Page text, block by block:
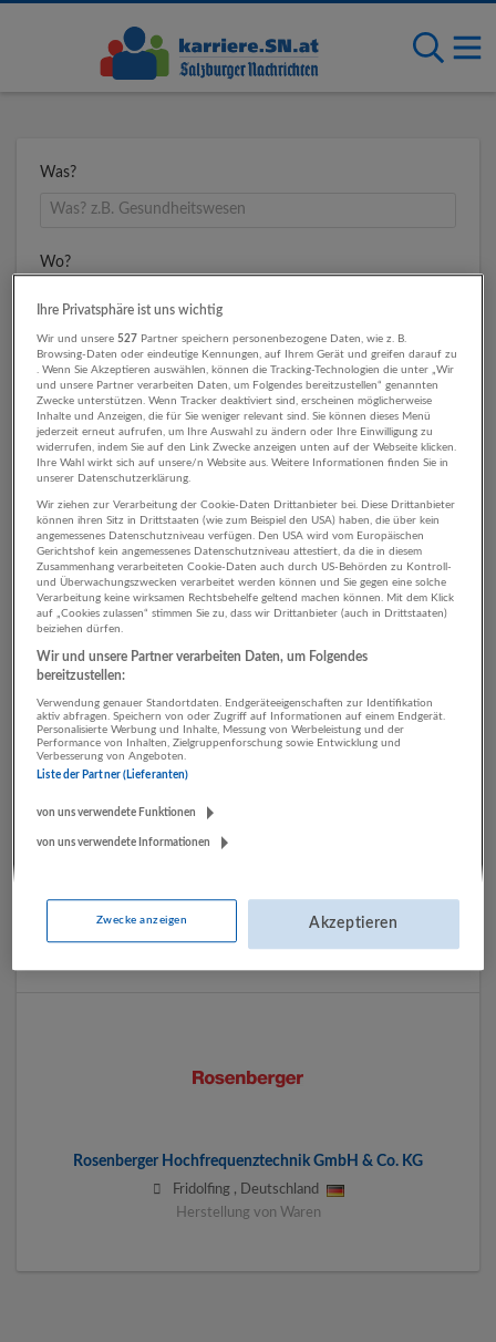
Was?
Wo?
Umkreis
2 Technik, Ingenieurwesen
Herstellung von Waren
22 Jobs
Rosenberger Hochfrequenztechnik GmbH & Co. KG
Fridolfing,
Deutschland
Herstellung von Waren
Ihre Privatsphäre ist uns wichtig
Wir und unsere527 Partner speichern personenbezogene Daten, wie z. B.
Browsing-Daten oder eindeutige Kennungen, auf Ihrem Gerät und greifen darauf zu
. Wenn Sie Akzeptieren auswählen, können die Tracking-Technologien die unter „Wir
und unsere Partner verarbeiten Daten, um Folgendes bereitzustellen“ genannten
Zwecke unterstützen. Wenn Tracker deaktiviert sind, erscheinen möglicherweise
Inhalte und Anzeigen, die für Sie weniger relevant sind. Sie können dieses Menü
jederzeit erneut aufrufen, um Ihre Auswahl zu ändern oder Ihre Einwilligung zu
widerrufen, indem Sie auf den Link Zwecke anzeigen unten auf der Webseite klicken.
Ihre Wahl wirkt sich auf unsere/n Website aus. Weitere Informationen finden Sie in
unserer Datenschutzerklärung.
Wir ziehen zur Verarbeitung der Cookie-Daten Drittanbieter bei. Diese Drittanbieter
können ihren Sitz in Drittstaaten (wie zum Beispiel den USA) haben, die über kein
angemessenes Datenschutzniveau verfügen. Den USA wird vom Europäischen
Gerichtshof kein angemessenes Datenschutzniveau attestiert, da die in diesem
Zusammenhang verarbeiteten Cookie-Daten auch durch US-Behörden zu Kontroll-
und Überwachungszwecken verarbeitet werden können und Sie gegen eine solche
Verarbeitung keine wirksamen Rechtsbehelfe geltend machen können. Mit dem Klick
auf „Cookies zulassen“ stimmen Sie zu, dass wir Drittanbieter (auch in Drittstaaten)
beiziehen dürfen.
Wir und unsere Partner verarbeiten Daten, um Folgendes
bereitzustellen:
Verwendung genauer Standortdaten. Endgeräteeigenschaften zur Identifikation
aktiv abfragen. Speichern von oder Zugriff auf Informationen auf einem Endgerät.
Personalisierte Werbung und Inhalte, Messung von Werbeleistung und der
Performance von Inhalten, Zielgruppenforschung sowie Entwicklung und
Verbesserung von Angeboten.
Liste der Partner (Lieferanten)
von uns verwendete Funktionen
von uns verwendete Informationen
Zwecke anzeigen Akzeptieren